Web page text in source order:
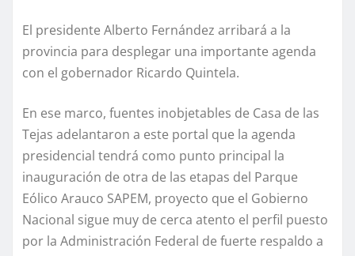
El presidente Alberto Fernández arribará a la
provincia para desplegar una importante agenda
con el gobernador Ricardo Quintela.
En ese marco, fuentes inobjetables de Casa de las
Tejas adelantaron a este portal que la agenda
presidencial tendrá como punto principal la
inauguración de otra de las etapas del Parque
Eólico Arauco SAPEM, proyecto que el Gobierno
Nacional sigue muy de cerca atento el perfil puesto
por la Administración Federal de fuerte respaldo a